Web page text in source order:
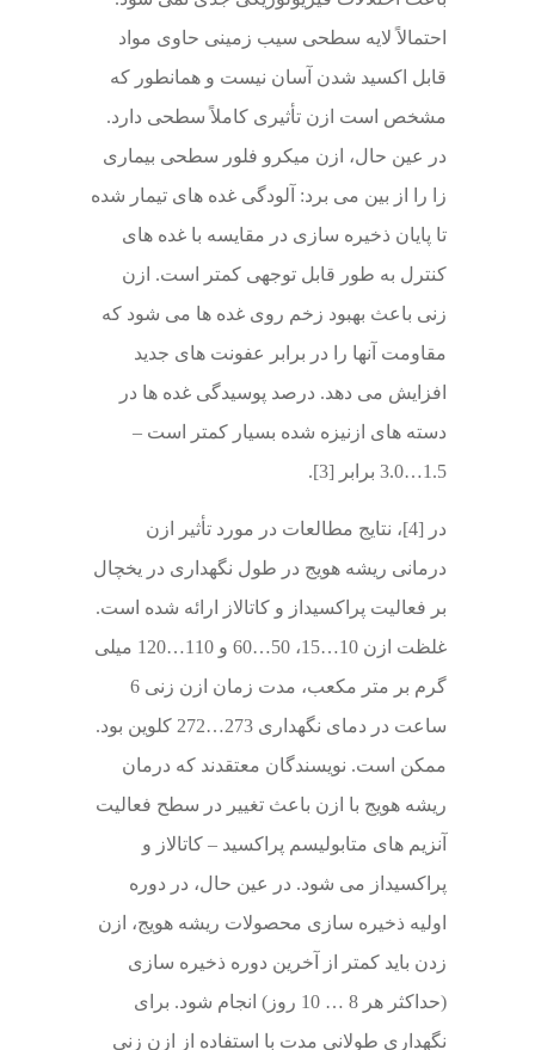
احتمالاً لایه سطحی سیب زمینی حاوی مواد
قابل اکسید شدن آسان نیست و همانطور که
مشخص است ازن تأثیری کاملاً سطحی دارد.
در عین حال، ازن میکرو فلور سطحی بیماری
زا را از بین می برد: آلودگی غده های تیمار شده
تا پایان ذخیره سازی در مقایسه با غده های
کنترل به طور قابل توجهی کمتر است. ازن
زنی باعث بهبود زخم روی غده ها می شود که
مقاومت آنها را در برابر عفونت های جدید
افزایش می دهد. درصد پوسیدگی غده ها در
دسته های ازنیزه شده بسیار کمتر است –
1.5…3.0 برابر [3].
در [4]، نتایج مطالعات در مورد تأثیر ازن
درمانی ریشه هویج در طول نگهداری در یخچال
بر فعالیت پراکسیداز و کاتالاز ارائه شده است.
غلظت ازن 10…15، 50…60 و 110…120 میلی
گرم بر متر مکعب، مدت زمان ازن زنی 6
ساعت در دمای نگهداری 273…272 کلوین بود.
ممکن است. نویسندگان معتقدند که درمان
ریشه هویج با ازن باعث تغییر در سطح فعالیت
آنزیم های متابولیسم پراکسید – کاتالاز و
پراکسیداز می شود. در عین حال، در دوره
اولیه ذخیره سازی محصولات ریشه هویج، ازن
زدن باید کمتر از آخرین دوره ذخیره سازی
(حداکثر هر 8 … 10 روز) انجام شود. برای
نگهداری طولانی مدت با استفاده از ازن زنی